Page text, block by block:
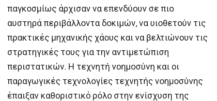
παγκοσμίως άρχισαν να επενδύουν σε πιο
αυστηρά περιβάλλοντα δοκιμών, να υιοθετούν τις
πρακτικές μηχανικής χάους και να βελτιώνουν τις
στρατηγικές τους για την αντιμετώπιση
περιστατικών. Η τεχνητή νοημοσύνη και οι
παραγωγικές τεχνολογίες τεχνητής νοημοσύνης
έπαιξαν καθοριστικό ρόλο στην ενίσχυση της